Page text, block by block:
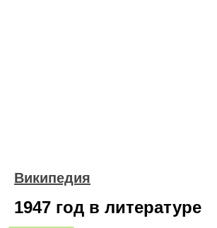
Википедия
1947 год в литературе